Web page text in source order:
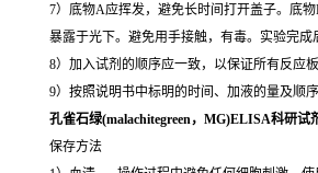
7）底物A应挥发，避免长时间打开盖子。底
暴露于光下。避免用手接触，有毒。实验完成
8）加入试剂的顺序应一致，以保证所有反应
9）按照说明书中标明的时间、加液的量及顺序
孔雀石绿(malachitegreen，MG)ELISA科研试
保存方法